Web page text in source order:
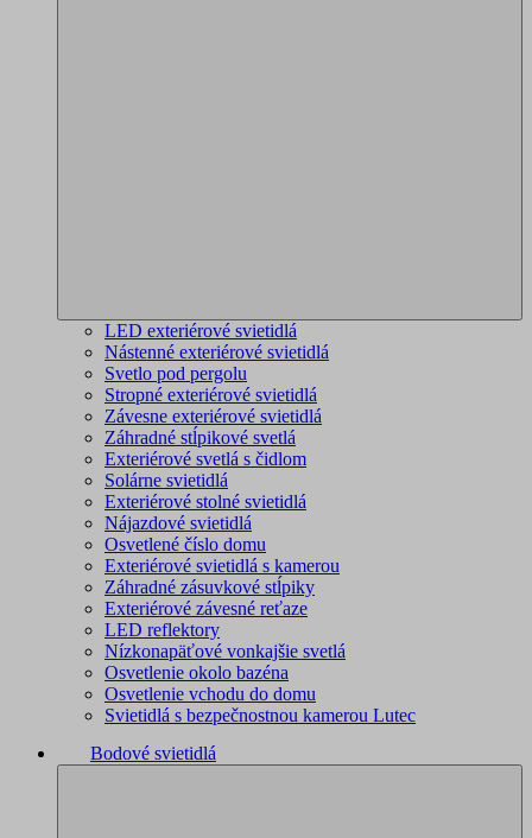
LED exteriérové svietidlá
Nástenné exteriérové svietidlá
Svetlo pod pergolu
Stropné exteriérové svietidlá
Závesne exteriérové svietidlá
Záhradné stĺpikové svetlá
Exteriérové svetlá s čidlom
Solárne svietidlá
Exteriérové stolné svietidlá
Nájazdové svietidlá
Osvetlené číslo domu
Exteriérové svietidlá s kamerou
Záhradné zásuvkové stĺpiky
Exteriérové závesné reťaze
LED reflektory
Nízkonapäťové vonkajšie svetlá
Osvetlenie okolo bazéna
Osvetlenie vchodu do domu
Svietidlá s bezpečnostnou kamerou Lutec
Bodové svietidlá